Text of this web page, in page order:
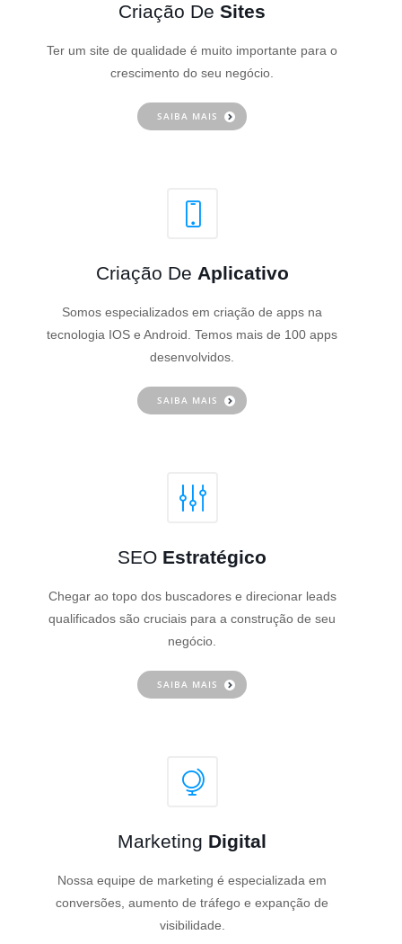
Criação De Sites
Ter um site de qualidade é muito importante para o
crescimento do seu negócio.
SAIBA MAIS
Criação De Aplicativo
Somos especializados em criação de apps na
tecnologia IOS e Android. Temos mais de 100 apps
desenvolvidos.
SAIBA MAIS
SEO Estratégico
Chegar ao topo dos buscadores e direcionar leads
qualificados são cruciais para a construção de seu
negócio.
SAIBA MAIS
Marketing Digital
Nossa equipe de marketing é especializada em
conversões, aumento de tráfego e expanção de
visibilidade.